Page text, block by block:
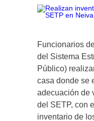
Funcionarios
del Sistema
Público)
casa donde se
adecuación de
del SETP, con
inventario de